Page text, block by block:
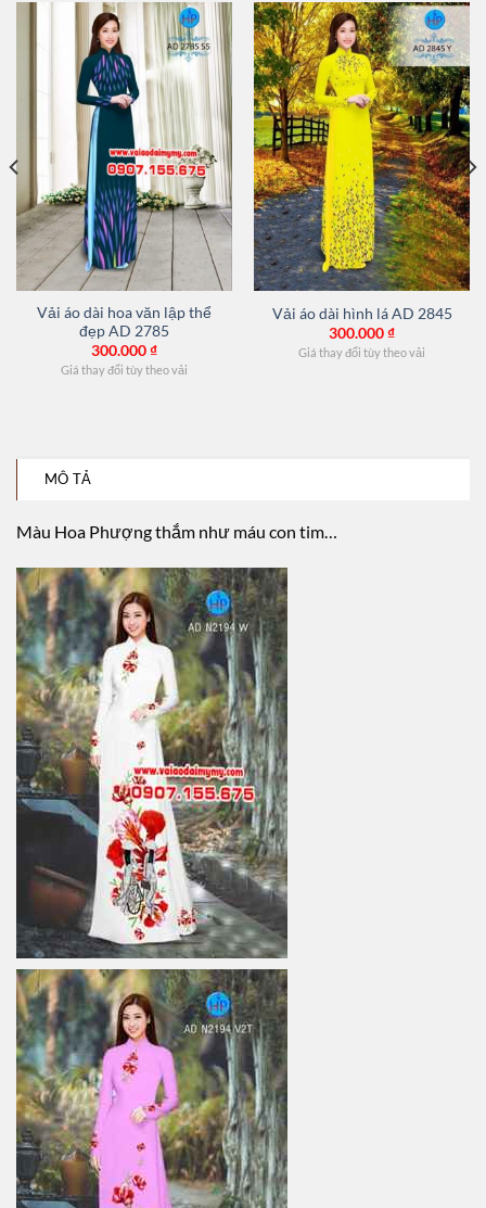
Vải áo dài hoa văn lập thể
đẹp AD 2785
300.000₫
Giá thay đổi tùy theo vải
Vải áo dài hình lá AD 2845
300.000₫
Giá thay đổi tùy theo vải
MÔ TẢ
Màu Hoa Phượng thắm như máu con tim…